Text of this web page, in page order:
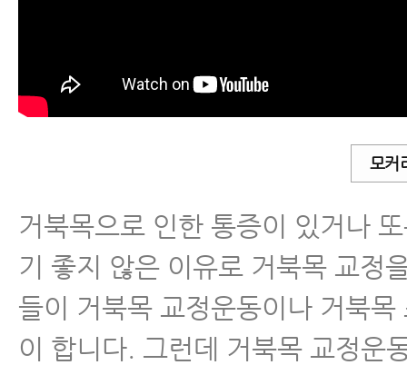
칭을 강남 모커리한방병원이 알려드
원인모를두통 어지러움 메스꺼움 이
증 어깨(승모근)통증 등통증의 진짜
원인모를 두통, 어지럼증, 메스꺼움,
함, 이명, 목통증, 어깨통증의 진짜 원
가 아니라 거북목 복합증상입니다.
모커
거북목으로 인한 통증이 있거나
기 좋지 않은 이유로 거북목 교정
들이 거북목 교정운동이나 거북목
이 합니다. 그런데 거북목 교정운